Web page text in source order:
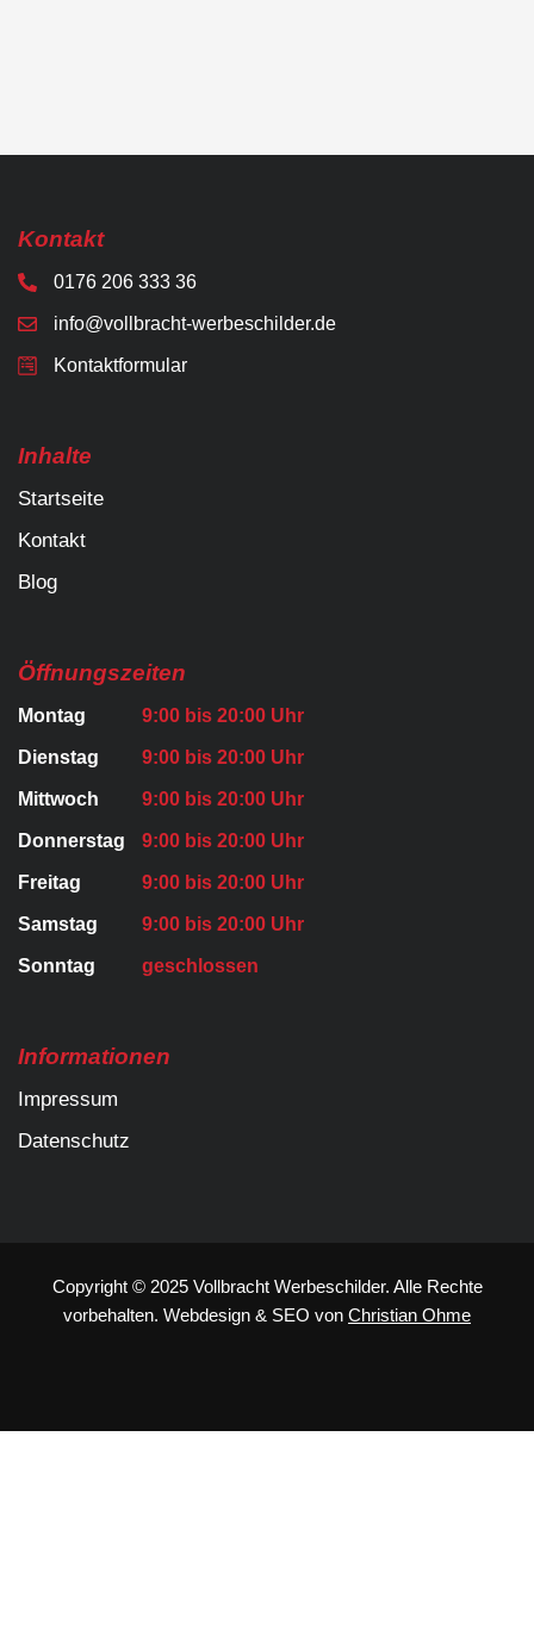
Kontakt
0176 206 333 36
info@vollbracht-werbeschilder.de
Kontaktformular
Inhalte
Startseite
Kontakt
Blog
Öffnungszeiten
Montag 9:00 bis 20:00 Uhr
Dienstag 9:00 bis 20:00 Uhr
Mittwoch 9:00 bis 20:00 Uhr
Donnerstag 9:00 bis 20:00 Uhr
Freitag 9:00 bis 20:00 Uhr
Samstag 9:00 bis 20:00 Uhr
Sonntag geschlossen
Informationen
Impressum
Datenschutz
Copyright © 2025 Vollbracht Werbeschilder. Alle Rechte
vorbehalten. Webdesign & SEO von Christian Ohme